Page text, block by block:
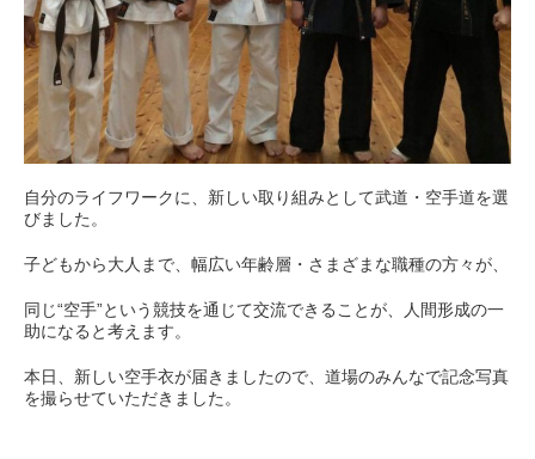
自分のライフワークに、新しい取り組みとして武道・空手道を選
びました。
子どもから大人まで、幅広い年齢層・さまざまな職種の方々が、
同じ“空手”という競技を通じて交流できることが、人間形成の一
助になると考えます。
本日、新しい空手衣が届きましたので、道場のみんなで記念写真
を撮らせていただきました。